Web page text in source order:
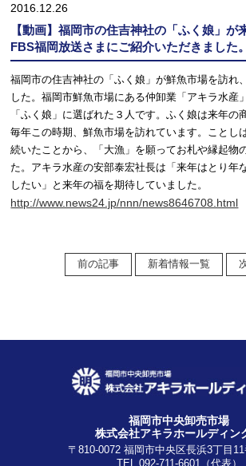
2016.12.26
【動画】福岡市の住吉神社の「ふく娘」が
FBS福岡放送さまにご紹介いただきました。
福岡市の住吉神社の「ふく娘」が鮮魚市場を訪れ
した。福岡市鮮魚市場にある仲卸業「アキラ水産
「ふく娘」に選ばれた３人です。ふく娘は来年の
毎年この時期、鮮魚市場を訪れています。ことし
続いたことから、「大漁」を願ってお札や縁起物
た。アキラ水産の安部泰宏社長は「来年はとり年
したい」と来年の福を期待していました。
http://www.news24.jp/nnn/news8646708.html
前の記事 新着情報一覧
福岡市中央卸売市場
株式会社アキラホールディン
〒810-0072 福岡市中央区長浜3丁目